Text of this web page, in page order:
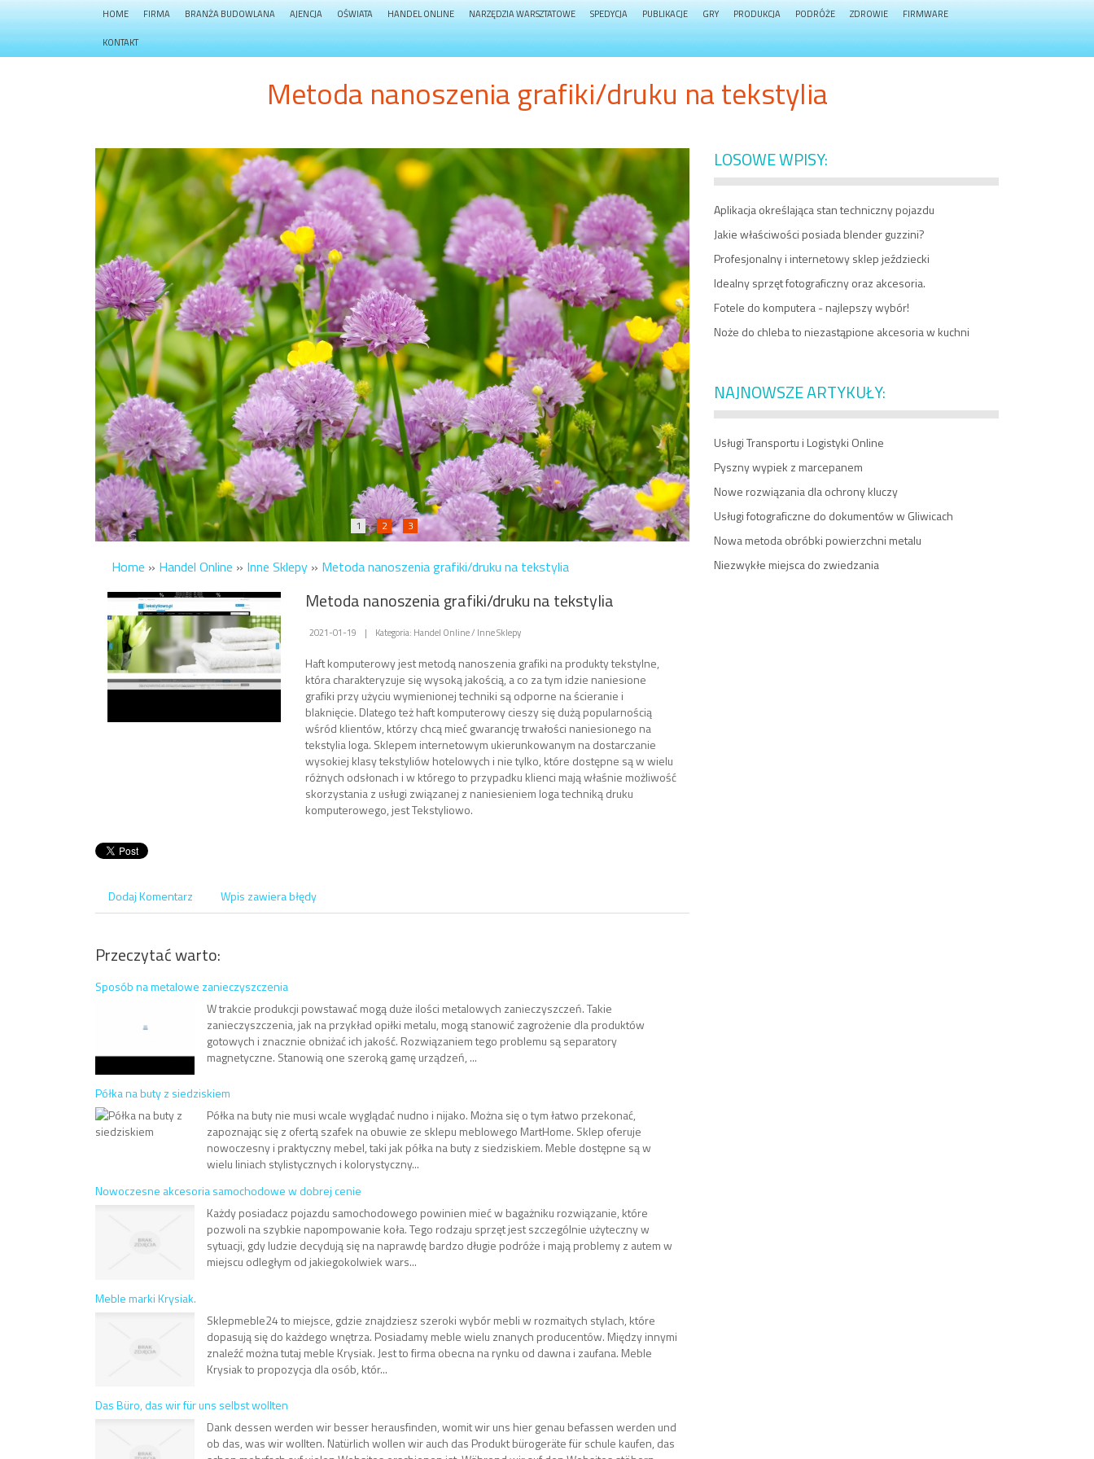
HOME FIRMA BRANŻA BUDOWLANA AJENCJA OŚWIATA HANDEL ONLINE NARZĘDZIA WARSZTATOWE SPEDYCJA PUBLIKACJE GRY PRODUKCJA PODRÓŻE ZDROWIE FIRMWARE
KONTAKT
Metoda nanoszenia grafiki/druku na tekstylia
1 2 3
Home » Handel Online » Inne Sklepy » Metoda nanoszenia grafiki/druku na tekstylia
Metoda nanoszenia grafiki/druku na tekstylia
2021-01-19 | Kategoria: Handel Online / Inne Sklepy
Haft komputerowy jest metodą nanoszenia grafiki na produkty tekstylne,
która charakteryzuje się wysoką jakością, a co za tym idzie naniesione
grafiki przy użyciu wymienionej techniki są odporne na ścieranie i
blaknięcie. Dlatego też haft komputerowy cieszy się dużą popularnością
wśród klientów, którzy chcą mieć gwarancję trwałości naniesionego na
tekstylia loga. Sklepem internetowym ukierunkowanym na dostarczanie
wysokiej klasy tekstyliów hotelowych i nie tylko, które dostępne są w wielu
różnych odsłonach i w którego to przypadku klienci mają właśnie możliwość
skorzystania z usługi związanej z naniesieniem loga techniką druku
komputerowego, jest Tekstyliowo.
Dodaj Komentarz Wpis zawiera błędy
Przeczytać warto:
Sposób na metalowe zanieczyszczenia
W trakcie produkcji powstawać mogą duże ilości metalowych zanieczyszczeń. Takie
zanieczyszczenia, jak na przykład opiłki metalu, mogą stanowić zagrożenie dla produktów
gotowych i znacznie obniżać ich jakość. Rozwiązaniem tego problemu są separatory
magnetyczne. Stanowią one szeroką gamę urządzeń, ...
Półka na buty z siedziskiem
Półka na buty nie musi wcale wyglądać nudno i nijako. Można się o tym łatwo przekonać,
zapoznając się z ofertą szafek na obuwie ze sklepu meblowego MartHome. Sklep oferuje
nowoczesny i praktyczny mebel, taki jak półka na buty z siedziskiem. Meble dostępne są w
wielu liniach stylistycznych i kolorystyczny...
Nowoczesne akcesoria samochodowe w dobrej cenie
Każdy posiadacz pojazdu samochodowego powinien mieć w bagażniku rozwiązanie, które
pozwoli na szybkie napompowanie koła. Tego rodzaju sprzęt jest szczególnie użyteczny w
sytuacji, gdy ludzie decydują się na naprawdę bardzo długie podróże i mają problemy z autem w
miejscu odległym od jakiegokolwiek wars...
Meble marki Krysiak.
Sklepmeble24 to miejsce, gdzie znajdziesz szeroki wybór mebli w rozmaitych stylach, które
dopasują się do każdego wnętrza. Posiadamy meble wielu znanych producentów. Między innymi
znaleźć można tutaj meble Krysiak. Jest to firma obecna na rynku od dawna i zaufana. Meble
Krysiak to propozycja dla osób, któr...
Das Büro, das wir für uns selbst wollten
Dank dessen werden wir besser herausfinden, womit wir uns hier genau befassen werden und
ob das, was wir wollten. Natürlich wollen wir auch das Produkt bürogeräte für schule kaufen, das
LOSOWE WPISY:
Aplikacja określająca stan techniczny pojazdu
Jakie właściwości posiada blender guzzini?
Profesjonalny i internetowy sklep jeździecki
Idealny sprzęt fotograficzny oraz akcesoria.
Fotele do komputera - najlepszy wybór!
Noże do chleba to niezastąpione akcesoria w kuchni
NAJNOWSZE ARTYKUŁY:
Usługi Transportu i Logistyki Online
Pyszny wypiek z marcepanem
Nowe rozwiązania dla ochrony kluczy
Usługi fotograficzne do dokumentów w Gliwicach
Nowa metoda obróbki powierzchni metalu
Niezwykłe miejsca do zwiedzania